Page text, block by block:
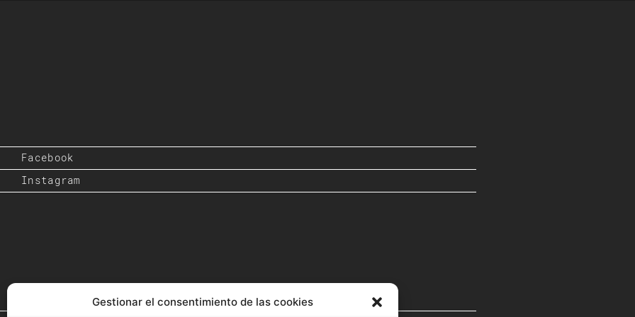
Gestionar el consentimiento de las cookies
Facebook
Instagram